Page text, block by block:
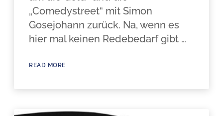
„Comedystreet“ mit Simon
Gosejohann zurück. Na, wenn es
hier mal keinen Redebedarf gibt …
READ MORE